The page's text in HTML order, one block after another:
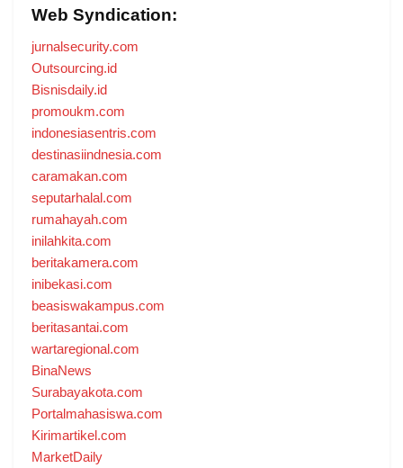
Web Syndication:
jurnalsecurity.com
Outsourcing.id
Bisnisdaily.id
promoukm.com
indonesiasentris.com
destinasiindnesia.com
caramakan.com
seputarhalal.com
rumahayah.com
inilahkita.com
beritakamera.com
inibekasi.com
beasiswakampus.com
beritasantai.com
wartaregional.com
BinaNews
Surabayakota.com
Portalmahasiswa.com
Kirimartikel.com
MarketDaily